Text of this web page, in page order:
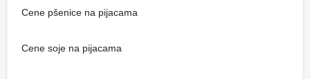
Cene pšenice na pijacama
Cene soje na pijacama